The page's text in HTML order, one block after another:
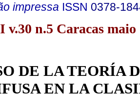
impressa ISSN 0378-
v.30 n.5 Caracas maio
DE LA TEORÍA
EN LA